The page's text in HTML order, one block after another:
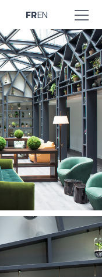
FREN